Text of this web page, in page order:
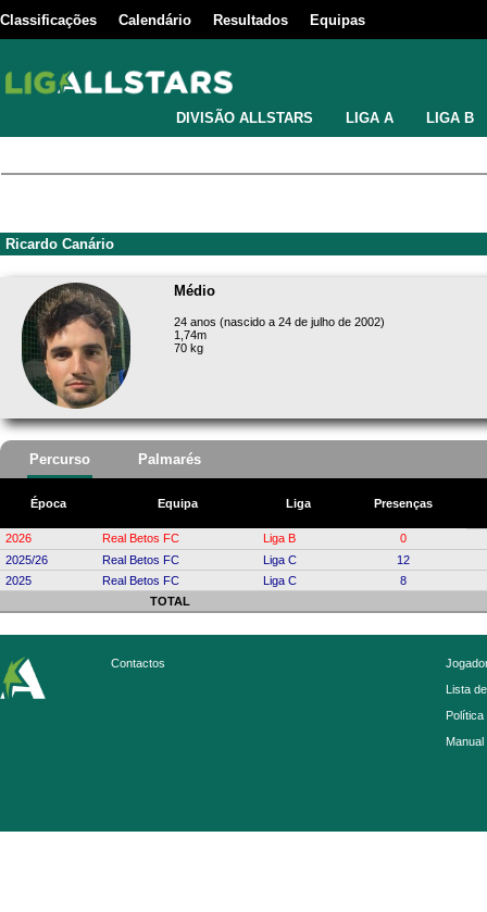
Classificações Calendário Resultados Equipas
DIVISÃO ALLSTARS LIGA A LIGA B
Ricardo Canário
Médio
24 anos (nascido a 24 de julho de 2002)
1,74m
70 kg
Percurso Palmarés
Época Equipa Liga Presenças
2026 Real Betos FC Liga B
0
2025/26
Real Betos FC Liga C
12
2025
Real Betos FC Liga C
8
TOTAL
Contactos
Lista